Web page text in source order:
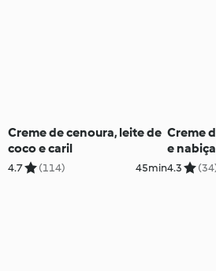
Creme de cenoura, leite de
coco e caril
4.7 (114) 45min
Creme
e
4.3